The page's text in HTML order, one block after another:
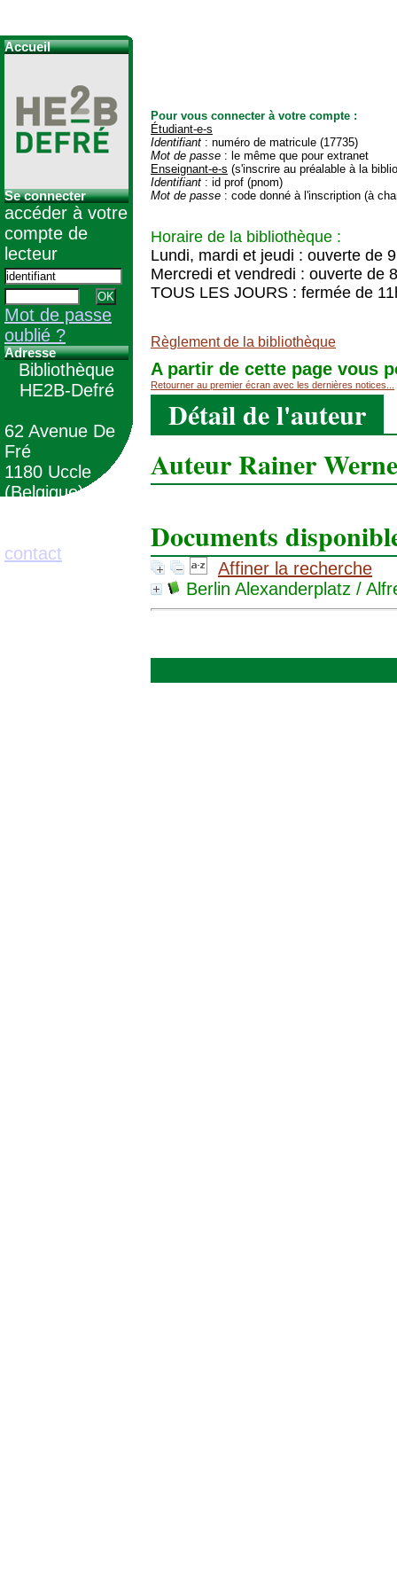
Pour vous connecter à votre compte :
Étudiant-e-s
Identifiant : numéro de matricule (17735)
Mot de passe : le même que pour extranet
Enseignant-e-s (s'inscrire au préalable à la
Identifiant : id prof (pnom)
Mot de passe : code donné à l'inscription (à
Horaire de la bibliothèque :
Lundi, mardi et jeudi : ouverte de
Mercredi et vendredi : ouverte de
TOUS LES JOURS : fermée de
Règlement de la bibliothèque
A partir de cette page vous
Retourner au premier écran avec les dernières notices...
Détail de l'auteur
Auteur Rainer
Documents
Affiner la recherche
Berlin Alexanderplatz /
Accueil
Se connecter
accéder à votre
compte de
lecteur
Mot de passe
oublié ?
Adresse
Bibliothèque
HE2B-Defré
62 Avenue De
Fré
1180 Uccle
(Belgique)
contact